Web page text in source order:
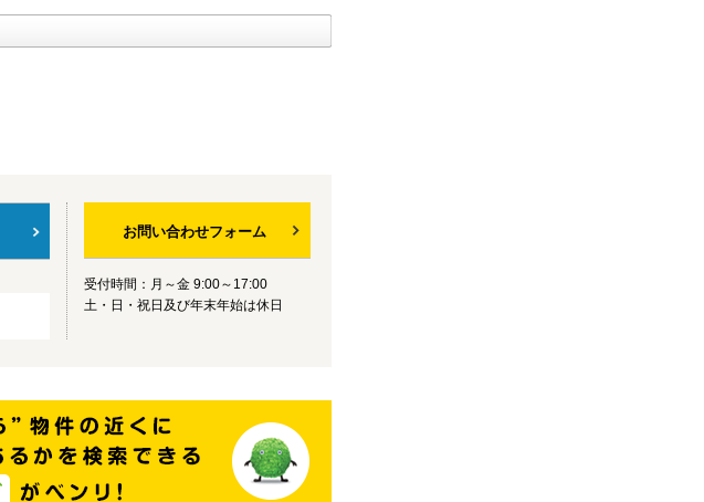
お問い合わせフォーム
受付時間：月～金 9:00～17:00
土・日・祝日及び年末年始は休日